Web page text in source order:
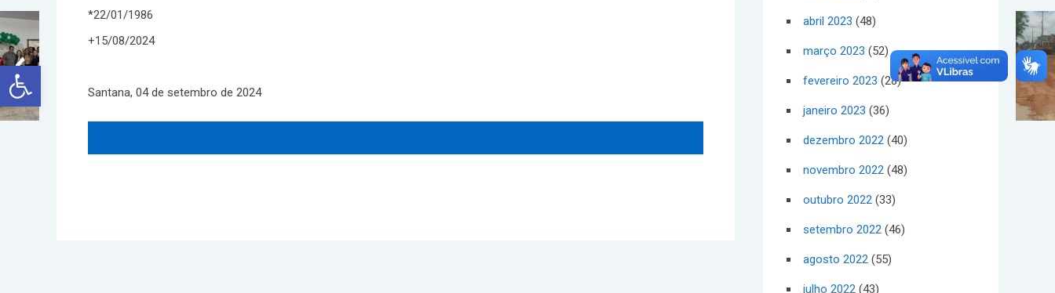
Abrir a barra de ferramentas
*22/01/1986
+15/08/2024
Santana, 04 de setembro de 2024
abril 2023 (48)
março 2023 (52)
fevereiro 2023 (28)
janeiro 2023 (36)
dezembro 2022 (40)
novembro 2022 (48)
outubro 2022 (33)
setembro 2022 (46)
agosto 2022 (55)
julho 2022 (43)